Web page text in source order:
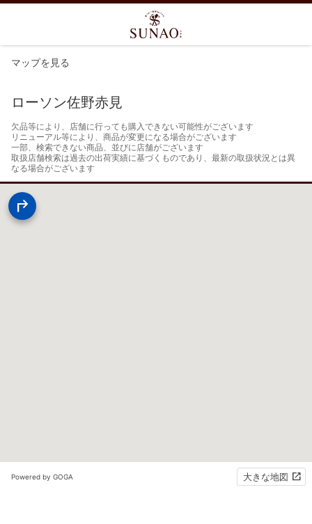
マップを見る
ローソン佐野赤見
欠品等により、店舗に行っても購入できない可能性がございます
リニューアル等により、商品が変更になる場合がございます
一部、検索できない商品、並びに店舗がございます
取扱店舗検索は過去の出荷実績に基づくものであり、最新の取扱状況とは異
なる場合がございます
Powered by GOGA 大きな地図